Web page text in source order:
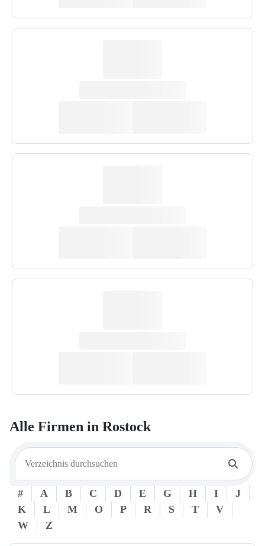
Alle Firmen in Rostock
# A B C D E G H I
J
K
L M O P R S T
V
W
Z